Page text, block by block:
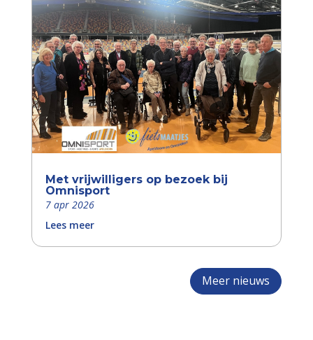
Met vrijwilligers op bezoek bij
Omnisport
7 apr 2026
Lees meer
Meer nieuws